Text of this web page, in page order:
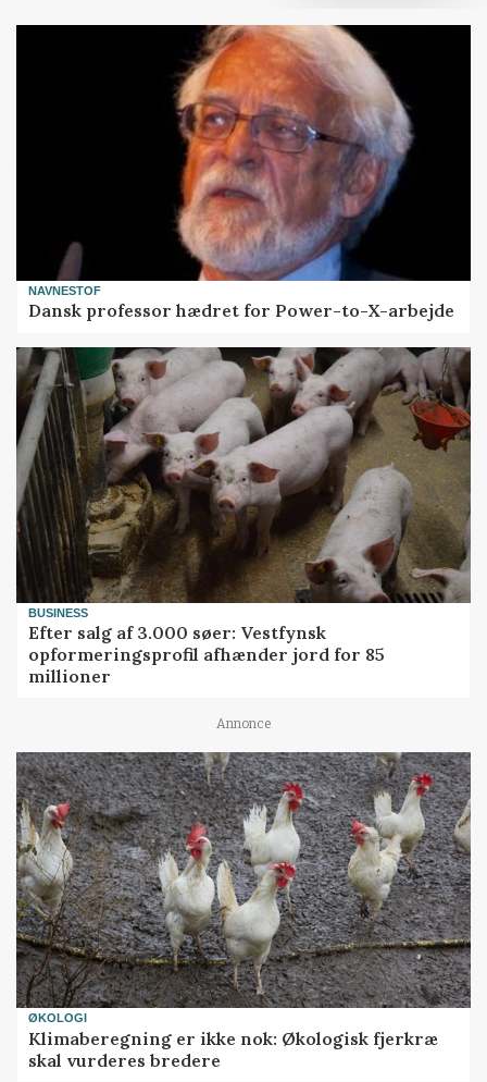
NAVNESTOF
Dansk professor hædret for Power-to-X-arbejde
BUSINESS
Efter salg af 3.000 søer: Vestfynsk
opformeringsprofil afhænder jord for 85
millioner
Annonce
ØKOLOGI
Klimaberegning er ikke nok: Økologisk fjerkræ
skal vurderes bredere